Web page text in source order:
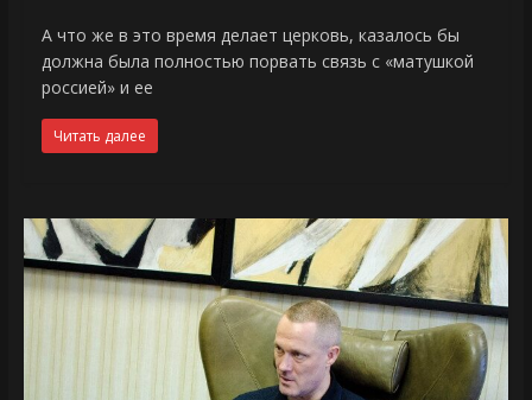
А что же в это время делает церковь, казалось бы
должна была полностью порвать связь с «матушкой
россией» и ее
Читать далее